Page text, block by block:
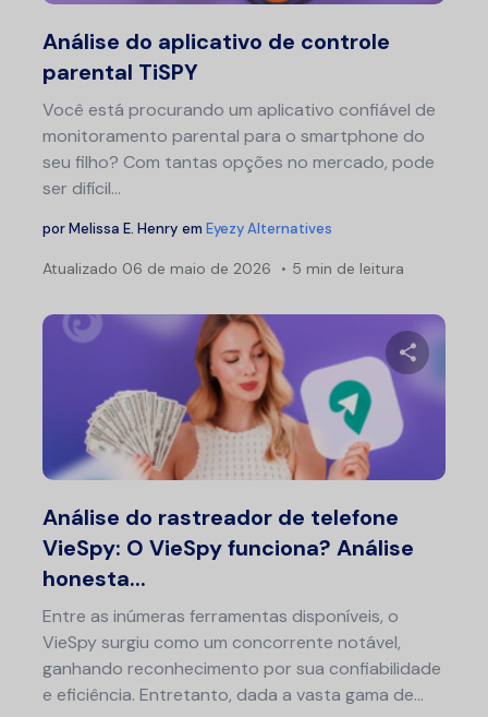
Análise do aplicativo de controle
parental TiSPY
Você está procurando um aplicativo confiável de
monitoramento parental para o smartphone do
seu filho? Com tantas opções no mercado, pode
ser difícil...
porMelissa E. Henry em Eyezy Alternatives
Atualizado 06 de maio de 2026 5 min de leitura
Análise do rastreador de telefone
VieSpy: O VieSpy funciona? Análise
honesta...
Entre as inúmeras ferramentas disponíveis, o
VieSpy surgiu como um concorrente notável,
ganhando reconhecimento por sua confiabilidade
e eficiência. Entretanto, dada a vasta gama de...